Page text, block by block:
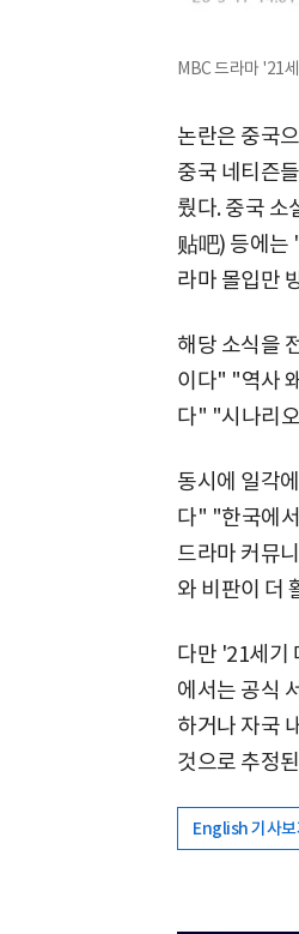
MBC 드라마 '21
논란은 중국
중국 네티즌
뤘다. 중국
贴吧) 등에는
라마 몰입만
해당 소식을
이다" "역사
다" "시나리
동시에 일각
다" "한국에
드라마 커뮤
와 비판이 더
다만 '21세기
에서는 공식
하거나 자국
것으로 추정
English 기사보